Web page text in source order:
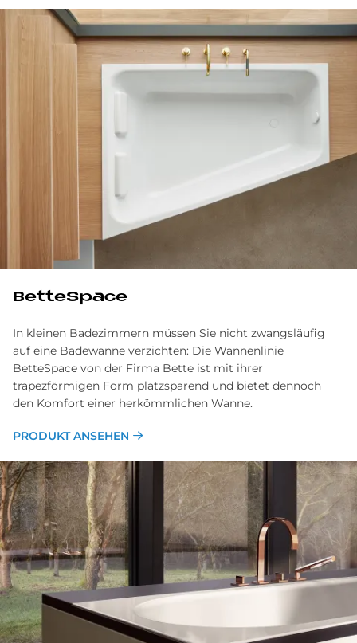
BetteSpace
In kleinen Badezimmern müssen Sie nicht zwangsläufig
auf eine Badewanne verzichten: Die Wannenlinie
BetteSpace von der Firma Bette ist mit ihrer
trapezförmigen Form platzsparend und bietet dennoch
den Komfort einer herkömmlichen Wanne.
PRODUKT ANSEHEN